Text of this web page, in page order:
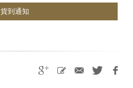
貨到通知